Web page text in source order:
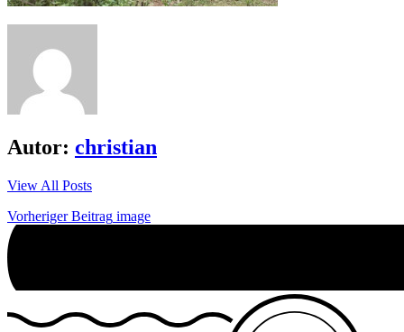
Autor: christian
View All Posts
Beitrags-
Navigation
Vorheriger Beitrag image